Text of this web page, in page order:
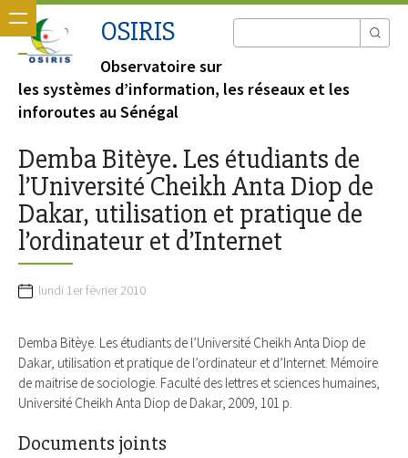
OSIRIS
Observatoire sur
les systèmes d’information, les réseaux et les
inforoutes au Sénégal
Demba Bitèye. Les étudiants de
l’Université Cheikh Anta Diop de
Dakar, utilisation et pratique de
l’ordinateur et d’Internet
lundi 1er février 2010
Demba Bitèye. Les étudiants de l’Université Cheikh Anta Diop de
Dakar, utilisation et pratique de l’ordinateur et d’Internet. Mémoire
de maitrise de sociologie. Faculté des lettres et sciences humaines,
Université Cheikh Anta Diop de Dakar, 2009, 101 p.
Documents joints